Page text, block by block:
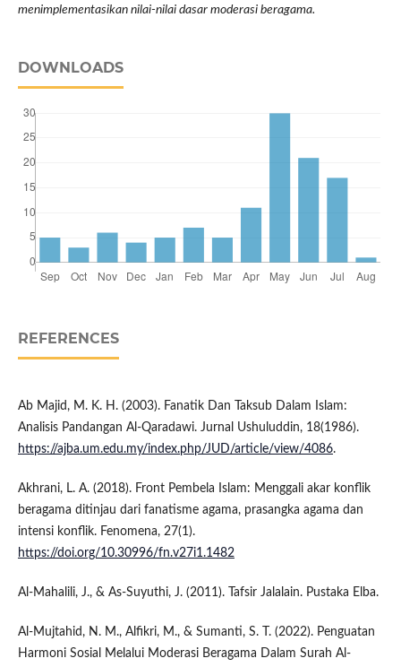
menimplementasikan nilai-nilai dasar moderasi beragama.
DOWNLOADS
REFERENCES
Ab Majid, M. K. H. (2003). Fanatik Dan Taksub Dalam Islam:
Analisis Pandangan Al-Qaradawi. Jurnal Ushuluddin, 18(1986).
https://ajba.um.edu.my/index.php/JUD/article/view/4086.
Akhrani, L. A. (2018). Front Pembela Islam: Menggali akar konflik
beragama ditinjau dari fanatisme agama, prasangka agama dan
intensi konflik. Fenomena, 27(1).
https://doi.org/10.30996/fn.v27i1.1482
Al-Mahalili, J., & As-Suyuthi, J. (2011). Tafsir Jalalain. Pustaka Elba.
Al-Mujtahid, N. M., Alfikri, M., & Sumanti, S. T. (2022). Penguatan
Harmoni Sosial Melalui Moderasi Beragama Dalam Surah Al-